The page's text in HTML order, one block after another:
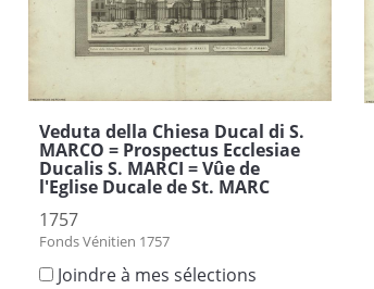
Veduta della Chiesa Ducal di S.
MARCO = Prospectus Ecclesiae
Ducalis S. MARCI = Vûe de
l'Eglise Ducale de St. MARC
1757
Fonds Vénitien 1757
Joindre à mes sélections